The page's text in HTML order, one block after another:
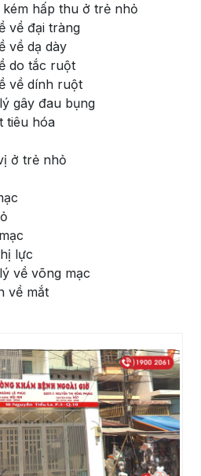
hấp thu ở trẻ nhỏ
về đại tràng
về dạ dày
do tắc ruột
về dính ruột
gây đau bụng
tiêu hóa
ở trẻ nhỏ
lực
về võng mạc
về mắt